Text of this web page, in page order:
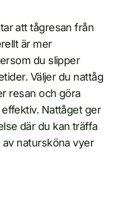
att tågresan från
är mer
du slipper
Väljer du nattåg
resan och göra
Nattåget ger
där du kan träffa
natursköna vyer